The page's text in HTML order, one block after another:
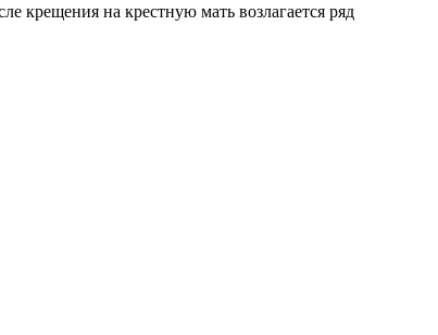
крещения на крестную мать возлагается ряд